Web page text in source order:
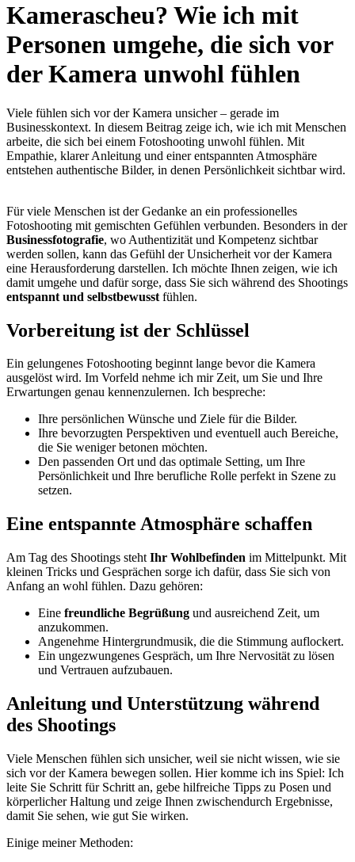
Kamerascheu? Wie ich mit
Personen umgehe, die sich vor
der Kamera unwohl fühlen
Viele fühlen sich vor der Kamera unsicher – gerade im
Businesskontext. In diesem Beitrag zeige ich, wie ich mit Menschen
arbeite, die sich bei einem Fotoshooting unwohl fühlen. Mit
Empathie, klarer Anleitung und einer entspannten Atmosphäre
entstehen authentische Bilder, in denen Persönlichkeit sichtbar wird.
Für viele Menschen ist der Gedanke an ein professionelles
Fotoshooting mit gemischten Gefühlen verbunden. Besonders in der
Businessfotografie, wo Authentizität und Kompetenz sichtbar
werden sollen, kann das Gefühl der Unsicherheit vor der Kamera
eine Herausforderung darstellen. Ich möchte Ihnen zeigen, wie ich
damit umgehe und dafür sorge, dass Sie sich während des Shootings
entspannt und selbstbewusst fühlen.
Vorbereitung ist der Schlüssel
Ein gelungenes Fotoshooting beginnt lange bevor die Kamera
ausgelöst wird. Im Vorfeld nehme ich mir Zeit, um Sie und Ihre
Erwartungen genau kennenzulernen. Ich bespreche:
Ihre persönlichen Wünsche und Ziele für die Bilder.
Ihre bevorzugten Perspektiven und eventuell auch Bereiche,
die Sie weniger betonen möchten.
Den passenden Ort und das optimale Setting, um Ihre
Persönlichkeit und Ihre berufliche Rolle perfekt in Szene zu
setzen.
Eine entspannte Atmosphäre schaffen
Am Tag des Shootings steht Ihr Wohlbefinden im Mittelpunkt. Mit
kleinen Tricks und Gesprächen sorge ich dafür, dass Sie sich von
Anfang an wohl fühlen. Dazu gehören:
Eine freundliche Begrüßung und ausreichend Zeit, um
anzukommen.
Angenehme Hintergrundmusik, die die Stimmung auflockert.
Ein ungezwungenes Gespräch, um Ihre Nervosität zu lösen
und Vertrauen aufzubauen.
Anleitung und Unterstützung während
des Shootings
Viele Menschen fühlen sich unsicher, weil sie nicht wissen, wie sie
sich vor der Kamera bewegen sollen. Hier komme ich ins Spiel: Ich
leite Sie Schritt für Schritt an, gebe hilfreiche Tipps zu Posen und
körperlicher Haltung und zeige Ihnen zwischendurch Ergebnisse,
damit Sie sehen, wie gut Sie wirken.
Einige meiner Methoden: